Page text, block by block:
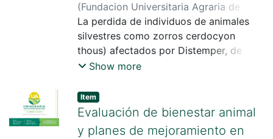
(Fundacion Universitaria Agraria de
Colombia, 2024)Zapata Ramirez,
Margarita Maria
La perdida de individuos de animales
silvestres como zorros cerdocyon
thous) afectados por Distemper, de
zarigüeyas Didelphis marsupialis
guatines Dasyprocta punctata entre
otras especies nativas por ataques de
caninos y felinos, prendió las alarmas
Show more
Item
Evaluación de bienestar animal
y planes de mejoramiento en